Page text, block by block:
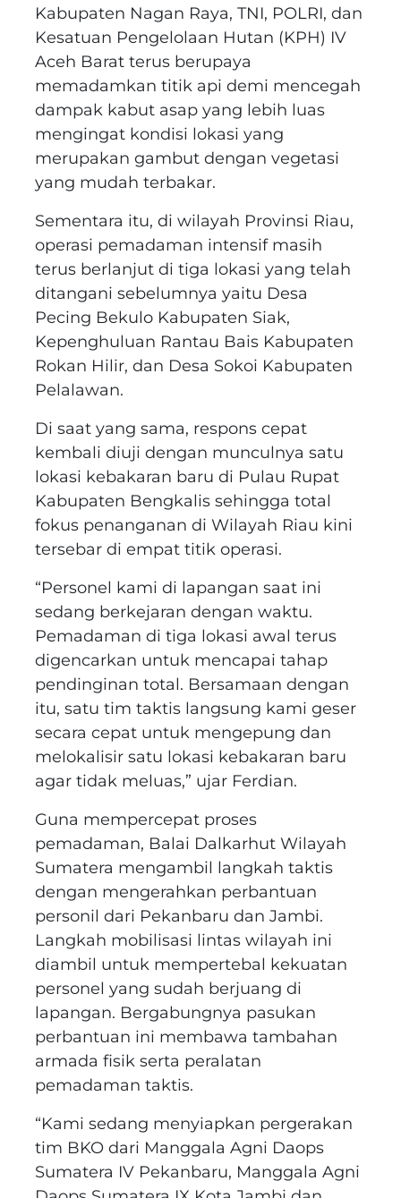
Kabupaten Nagan Raya, TNI, POLRI, dan
Kesatuan Pengelolaan Hutan (KPH) IV
Aceh Barat terus berupaya
memadamkan titik api demi mencegah
dampak kabut asap yang lebih luas
mengingat kondisi lokasi yang
merupakan gambut dengan vegetasi
yang mudah terbakar.
Sementara itu, di wilayah Provinsi Riau,
operasi pemadaman intensif masih
terus berlanjut di tiga lokasi yang telah
ditangani sebelumnya yaitu Desa
Pecing Bekulo Kabupaten Siak,
Kepenghuluan Rantau Bais Kabupaten
Rokan Hilir, dan Desa Sokoi Kabupaten
Pelalawan.
Di saat yang sama, respons cepat
kembali diuji dengan munculnya satu
lokasi kebakaran baru di Pulau Rupat
Kabupaten Bengkalis sehingga total
fokus penanganan di Wilayah Riau kini
tersebar di empat titik operasi.
“Personel kami di lapangan saat ini
sedang berkejaran dengan waktu.
Pemadaman di tiga lokasi awal terus
digencarkan untuk mencapai tahap
pendinginan total. Bersamaan dengan
itu, satu tim taktis langsung kami geser
secara cepat untuk mengepung dan
melokalisir satu lokasi kebakaran baru
agar tidak meluas,” ujar Ferdian.
Guna mempercepat proses
pemadaman, Balai Dalkarhut Wilayah
Sumatera mengambil langkah taktis
dengan mengerahkan perbantuan
personil dari Pekanbaru dan Jambi.
Langkah mobilisasi lintas wilayah ini
diambil untuk mempertebal kekuatan
personel yang sudah berjuang di
lapangan. Bergabungnya pasukan
perbantuan ini membawa tambahan
armada fisik serta peralatan
pemadaman taktis.
“Kami sedang menyiapkan pergerakan
tim BKO dari Manggala Agni Daops
Sumatera IV Pekanbaru, Manggala Agni